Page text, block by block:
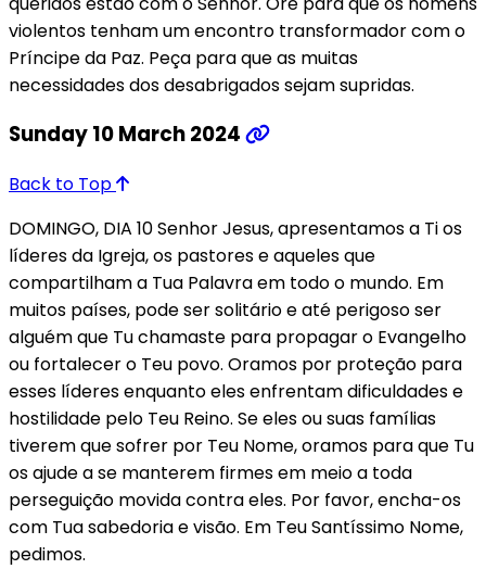
violentos tenham um encontro transformador com o
Príncipe da Paz. Peça para que as muitas
necessidades dos desabrigados sejam supridas.
Sunday 10 March 2024
Back to Top
DOMINGO, DIA 10 Senhor Jesus, apresentamos a Ti os
líderes da Igreja, os pastores e aqueles que
compartilham a Tua Palavra em todo o mundo. Em
muitos países, pode ser solitário e até perigoso ser
alguém que Tu chamaste para propagar o Evangelho
ou fortalecer o Teu povo. Oramos por proteção para
esses líderes enquanto eles enfrentam dificuldades e
hostilidade pelo Teu Reino. Se eles ou suas famílias
tiverem que sofrer por Teu Nome, oramos para que Tu
os ajude a se manterem firmes em meio a toda
perseguição movida contra eles. Por favor, encha-os
com Tua sabedoria e visão. Em Teu Santíssimo Nome,
pedimos.